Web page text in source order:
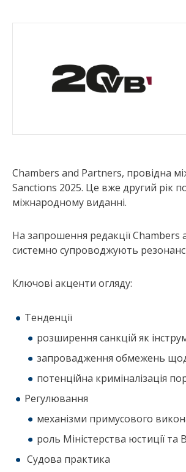
Chambers and Partners, провідна
Sanctions 2025. Це вже другий рік
міжнародному виданні.
На запрошення редакції Chambers
системно супроводжують
Ключові акценти огляду:
Тенденції
розширення санкцій як
запровадження обмежень
потенційна криміналізація
Регулювання
механізми примусового
роль Міністерства юстиції та
Судова практика